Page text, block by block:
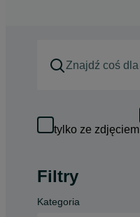
tylko ze zdjęciem
Filtry
Kategoria